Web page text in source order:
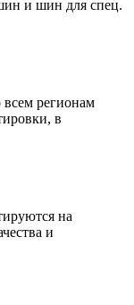
и шин для спец.
регионам
в
на
и